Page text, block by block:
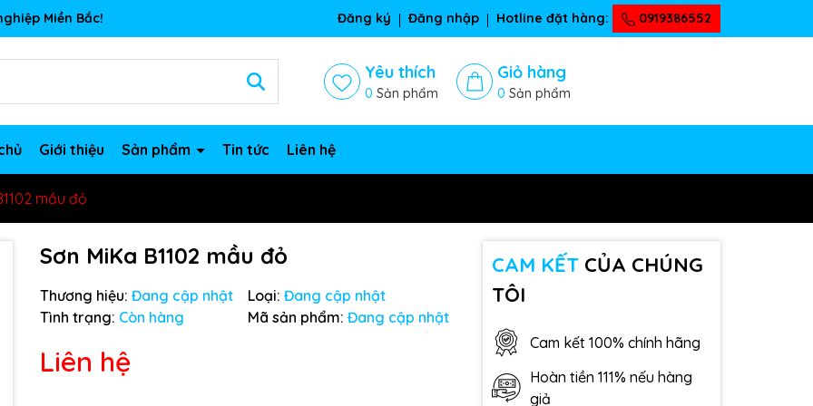
Miền Bắc! Đăng ký Đăng nhập Hotline đặt hàng: 0919386552
Yêu thích
0 Sản phẩm
Giỏ hàng
0 Sản phẩm
Giới thiệu Sản phẩm Tin tức Liên hệ
mầu đỏ
Sơn MiKa B1102 mầu đỏ
Thương hiệu: Đang cập nhật Loại: Đang cập nhật
Tình trạng: Còn hàng Mã sản phẩm: Đang cập nhật
Liên hệ
CAM KẾTCỦA CHÚNG
TÔI
Cam kết 100% chính hãng
Hoàn tiền 111% nếu hàng
giả